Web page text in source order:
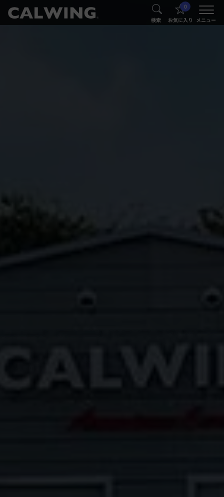
® 検索
0
お気に入り メニュー
®